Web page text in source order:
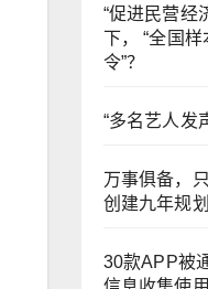
“促进民营经
下， “全国样
令”？
“多名艺人发
万事俱备，
创建九年规
30款APP被